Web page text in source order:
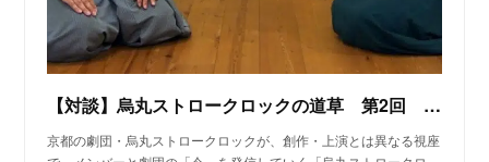
【対談】烏丸ストロークロックの道草 第2回 能楽に学ぶ表現者の身体と精神 （能楽師・宇髙竜成氏×阪本麻紀）《前編》｜烏丸ストロークロック｜note
京都の劇団・烏丸ストロークロックが、創作・上演とは異なる視座